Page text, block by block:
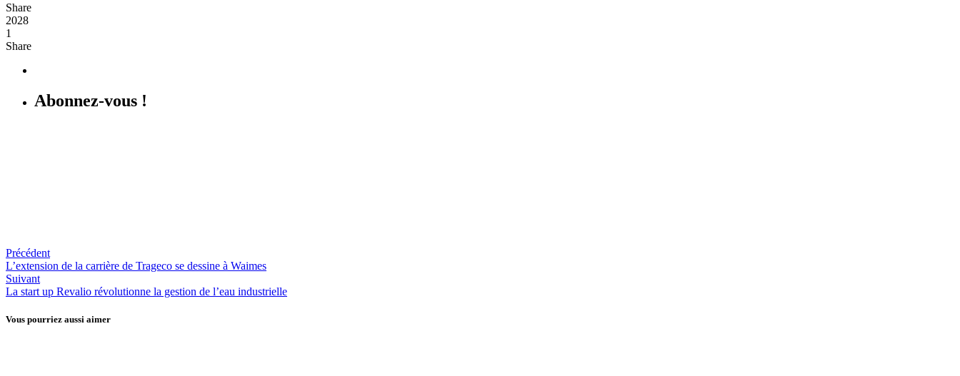
Share
2028
1
Share
Abonnez-vous !
Précédent
L’extension de la carrière de Trageco se dessine à Waimes
Suivant
La start up Revalio révolutionne la gestion de l’eau industrielle
Vous pourriez aussi aimer